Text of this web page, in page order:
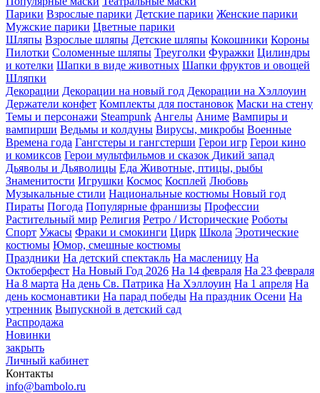
Парики Взрослые парики Детские парики Женские парики
Мужские парики Цветные парики
Шляпы Взрослые шляпы Детские шляпы Кокошники Короны
Пилотки Соломенные шляпы Треуголки Фуражки Цилиндры
и котелки Шапки в виде животных Шапки фруктов и овощей
Шляпки
Декорации Декорации на новый год Декорации на Хэллоуин
Держатели конфет Комплекты для постановок Маски на стену
Темы и персонажи Steampunk Ангелы Аниме Вампиры и
вампирши Ведьмы и колдуны Вирусы, микробы Военные
Времена года Гангстеры и гангстерши Герои игр Герои кино
и комиксов Герои мультфильмов и сказок Дикий запад
Дьяволы и Дьяволицы Еда Животные, птицы, рыбы
Знаменитости Игрушки Космос Косплей Любовь
Музыкальные стили Национальные костюмы Новый год
Пираты Погода Популярные франшизы Профессии
Растительный мир Религия Ретро / Исторические Роботы
Спорт Ужасы Фраки и смокинги Цирк Школа Эротические
костюмы Юмор, смешные костюмы
Праздники На детский спектакль На масленицу На
Октоберфест На Новый Год 2026 На 14 февраля На 23 февраля
На 8 марта На день Св. Патрика На Хэллоуин На 1 апреля На
день космонавтики На парад победы На праздник Осени На
утренник Выпускной в детский сад
Распродажа
Новинки
закрыть
Личный кабинет
Контакты
info@bambolo.ru